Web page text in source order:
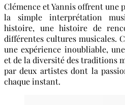
Clémence et Yannis offrent une
la simple interprétation
histoire, une histoire de
différentes cultures musicales.
une expérience inoubliable,
et de la diversité des traditions
par deux artistes dont la
chaque instant.